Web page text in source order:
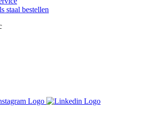
staal bestellen